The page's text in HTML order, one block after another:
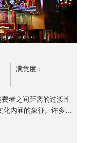
满意度：
者之间距离的过渡性
化内涵的象征。许多商